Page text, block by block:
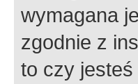
wymagana
zgodnie z
to czy jesteś